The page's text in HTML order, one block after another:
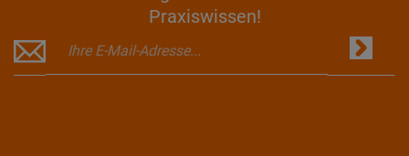
Praxiswissen!